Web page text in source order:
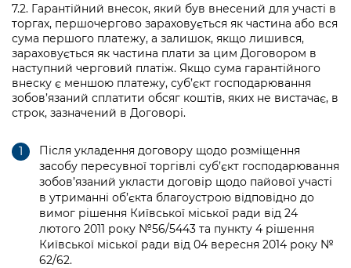
7.2. Гарантійний внесок, який був внесений для участі в
торгах, першочергово зараховується як частина або вся
сума першого платежу, а залишок, якщо лишився,
зараховується як частина плати за цим Договором в
наступний черговий платіж. Якщо сума гарантійного
внеску є меншою платежу, суб’єкт господарювання
зобов’язаний сплатити обсяг коштів, яких не вистачає, в
строк, зазначений в Договорі.
Після укладення договору щодо розміщення
засобу пересувної торгівлі суб’єкт господарювання
зобов’язаний укласти договір щодо пайової участі
в утриманні об’єкта благоустрою відповідно до
вимог рішення Київської міської ради від 24
лютого 2011 року №56/5443 та пункту 4 рішення
Київської міської ради від 04 вересня 2014 року №
62/62.